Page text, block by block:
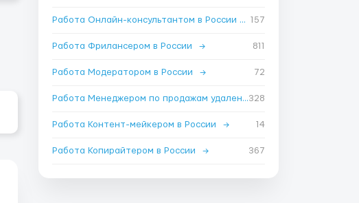
Работа Онлайн-консультантом в России→ 157
Работа Фрилансером в России → 811
Работа Модератором в России → 72
Работа Менеджером по продажам удаленно в России328
Работа Контент-мейкером в России → 14
Работа Копирайтером в России → 367